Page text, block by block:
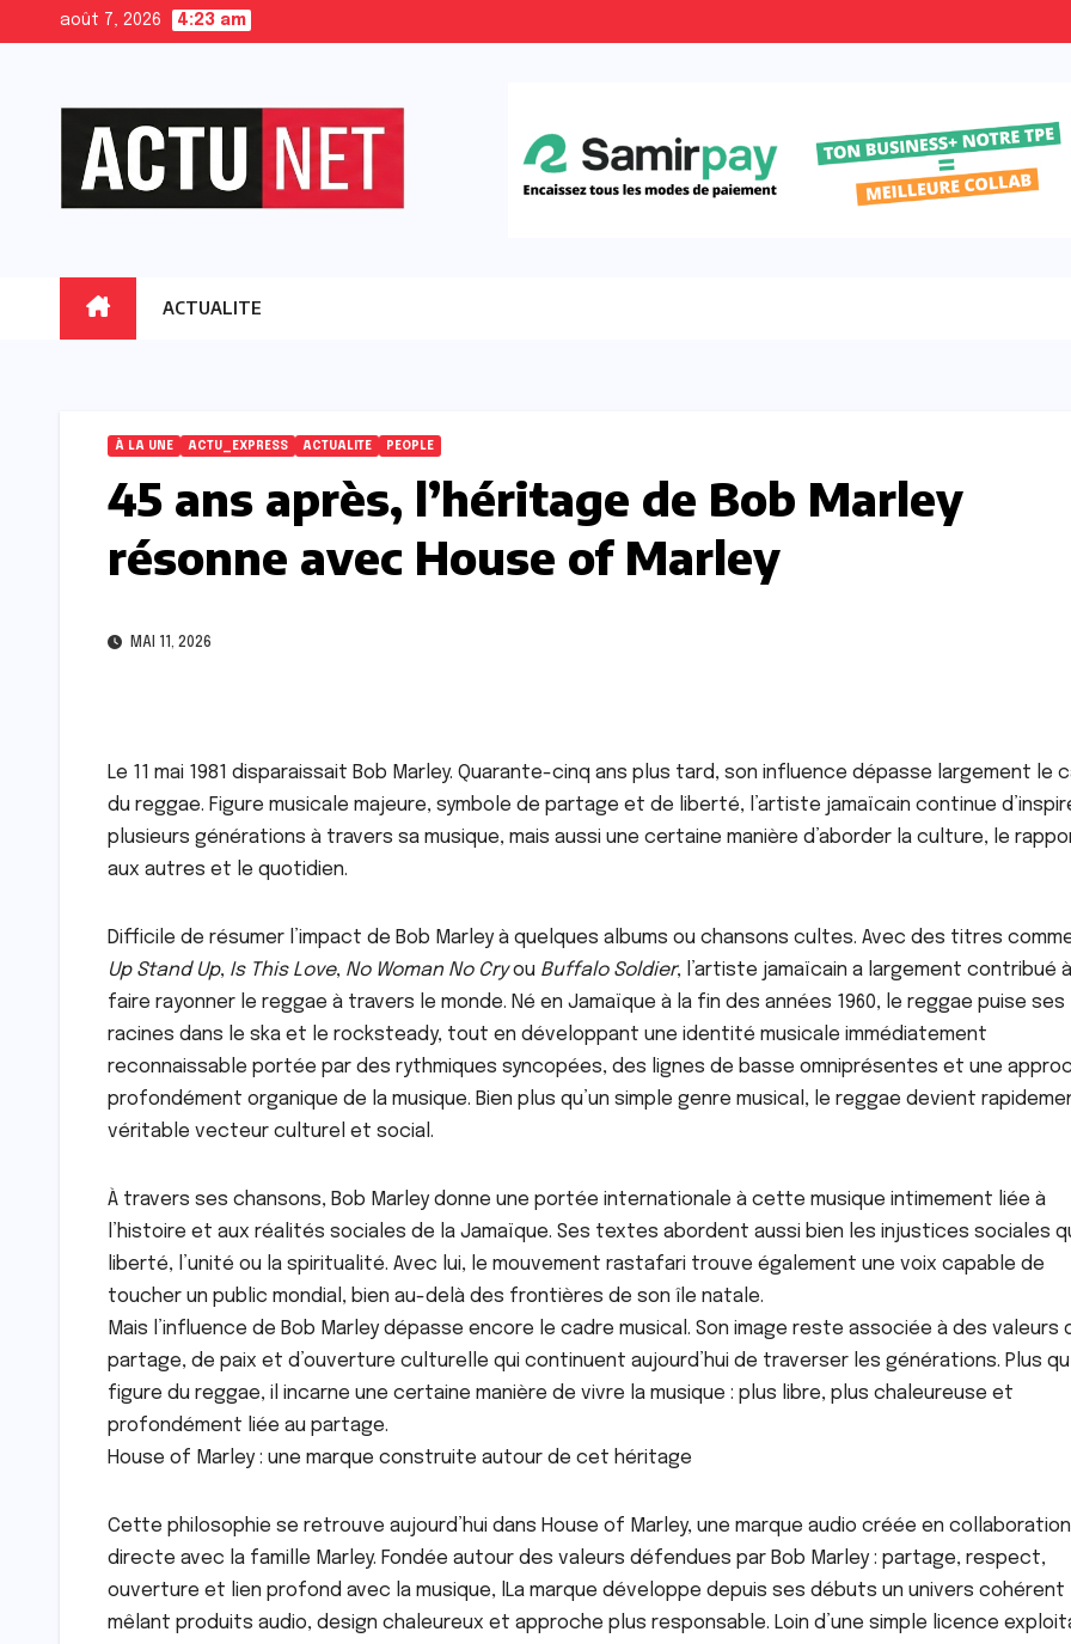
août 7, 2026 4:23 am
ACTUALITE
À LA UNE ACTU_EXPRESS ACTUALITE PEOPLE
45 ans après, l’héritage de Bob Marley
résonne avec House of Marley
MAI 11, 2026
Le 11 mai 1981 disparaissait Bob Marley. Quarante-cinq ans plus tard, son influence dépasse largement le
du reggae. Figure musicale majeure, symbole de partage et de liberté, l’artiste jamaïcain continue
plusieurs générations à travers sa musique, mais aussi une certaine manière d’aborder la culture, le
aux autres et le quotidien.
Difficile de résumer l’impact de Bob Marley à quelques albums ou chansons cultes. Avec des titres
Up Stand Up, Is This Love, No Woman No Cryou Buffalo Soldier, l’artiste jamaïcain a largement contribué à
faire rayonner le reggae à travers le monde. Né en Jamaïque à la fin des années 1960, le reggae puise ses
racines dans le ska et le rocksteady, tout en développant une identité musicale immédiatement
reconnaissable portée par des rythmiques syncopées, des lignes de basse omniprésentes et une
profondément organique de la musique. Bien plus qu’un simple genre musical, le reggae devient
véritable vecteur culturel et social.
À travers ses chansons, Bob Marley donne une portée internationale à cette musique intimement liée à
l’histoire et aux réalités sociales de la Jamaïque. Ses textes abordent aussi bien les injustices sociales
liberté, l’unité ou la spiritualité. Avec lui, le mouvement rastafari trouve également une voix capable de
toucher un public mondial, bien au-delà des frontières de son île natale.
Mais l’influence de Bob Marley dépasse encore le cadre musical. Son image reste associée à des valeurs
partage, de paix et d’ouverture culturelle qui continuent aujourd’hui de traverser les générations. Plus
figure du reggae, il incarne une certaine manière de vivre la musique : plus libre, plus chaleureuse et
profondément liée au partage.
House of Marley : une marque construite autour de cet héritage
Cette philosophie se retrouve aujourd’hui dans House of Marley, une marque audio créée en collaboration
directe avec la famille Marley. Fondée autour des valeurs défendues par Bob Marley : partage, respect,
ouverture et lien profond avec la musique, lLa marque développe depuis ses débuts un univers cohérent
mêlant produits audio, design chaleureux et approche plus responsable. Loin d’une simple licence